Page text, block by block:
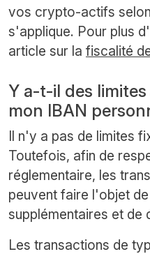
vos crypto-actifs
s'applique. Pour plus
article sur la fiscalité
Y a-t-il des
mon IBAN
Il n'y a pas de limites
Toutefois, afin de
réglementaire, les
peuvent faire l'objet
supplémentaires et de
Les transactions de